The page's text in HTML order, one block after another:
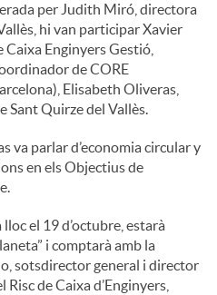
per Judith Miró, directora
hi van participar Xavier
Enginyers Gestió,
de CORE
Elisabeth Oliveras,
Sant Quirze del Vallès.
va parlar d’economia circular y
en els Objectius de
el 19 d’octubre, estarà
i comptarà amb la
sotsdirector general i director
de Caixa d’Enginyers,